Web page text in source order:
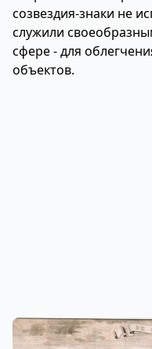
созвездия-знаки не
служили
сфере - для
объектов.